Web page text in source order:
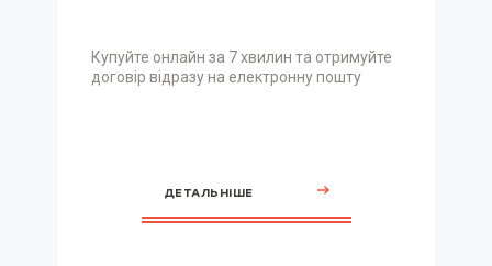
Купуйте онлайн за 7 хвилин та отримуйте
договір відразу на електронну пошту
ДЕТАЛЬНІШЕ